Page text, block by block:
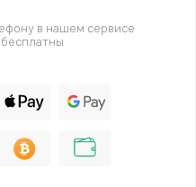
в нашем сервисе